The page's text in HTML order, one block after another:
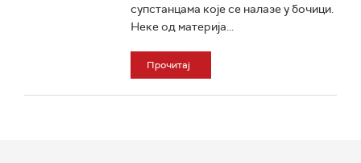
супстанцама које се налазе у бочици.
Неке од материја...
Прочитај